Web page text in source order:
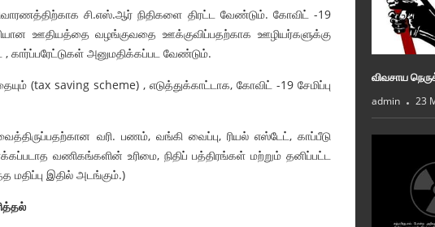
சி.எஸ்.ஆர் நிதிகளை திரட்ட வேண்டும். கோவிட் -19
ஊதியத்தை வழங்குவதை ஊக்குவிப்பதற்காக ஊழியர்களுக்கு
அனுமதிக்கப்பட வேண்டும்.
(tax saving scheme) , எடுத்துக்காட்டாக, கோவிட் -19 சேமிப்பு
வரி. பணம், வங்கி வைப்பு, ரியல் எஸ்டேட், காப்பீடு
வணிகங்களின் உரிமை, நிதிப் பத்திரங்கள் மற்றும் தனிப்பட்ட
இதில் அடங்கும்.)
விவசாய
admin 23